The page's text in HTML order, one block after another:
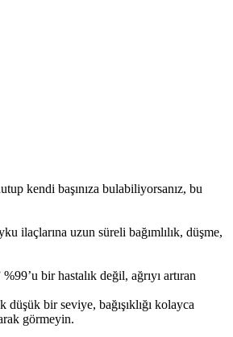
kendi başınıza bulabiliyorsanız, bu
ilaçlarına uzun süreli bağımlılık, düşme,
bir hastalık değil, ağrıyı artıran
bir seviye, bağışıklığı kolayca
görmeyin.